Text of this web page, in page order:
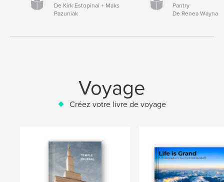
De Kirk Estopinal + Maks
Pazuniak
Pantry
De Renea Wayna
Voyage
Créez votre livre de voyage